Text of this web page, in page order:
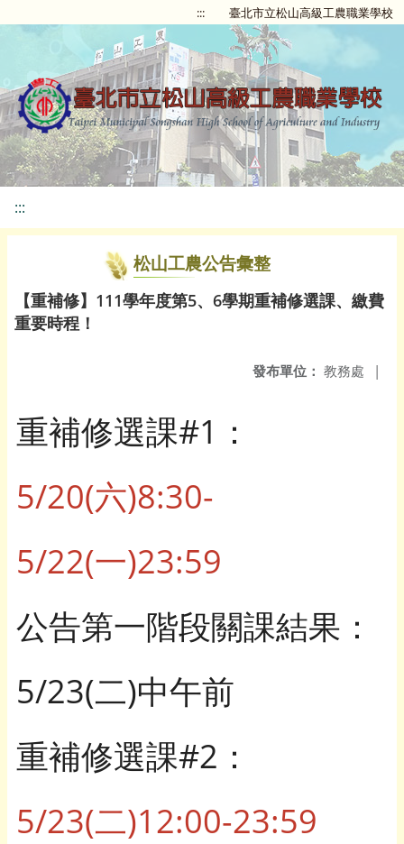
::: 臺北市立松山高級工農職業學校
:::
松山工農公告彙整
【重補修】111學年度第5、6學期重補修選課、繳費
重要時程！
發布單位： 教務處 |
重補修選課#1：
5/20(六)8:30-
5/22(一)23:59
公告第一階段關課結果：
5/23(二)中午前
重補修選課#2：
5/23(二)12:00-23:59